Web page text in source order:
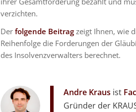
verzichten.
Derfolgende Beitrag zeigt Ihnen, wie
Reihenfolge die Forderungen der
des Insolvenzverwalters berechnet.
Andre Kraus ist
Gründer der